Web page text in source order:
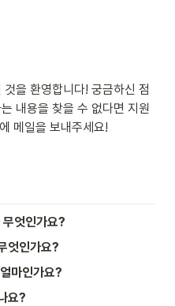
을 환영합니다! 궁금하신 점
내용을 찾을 수 없다면 지원
에 메일을 보내주세요!
엇인가요?
엇인가요?
마인가요?
요?